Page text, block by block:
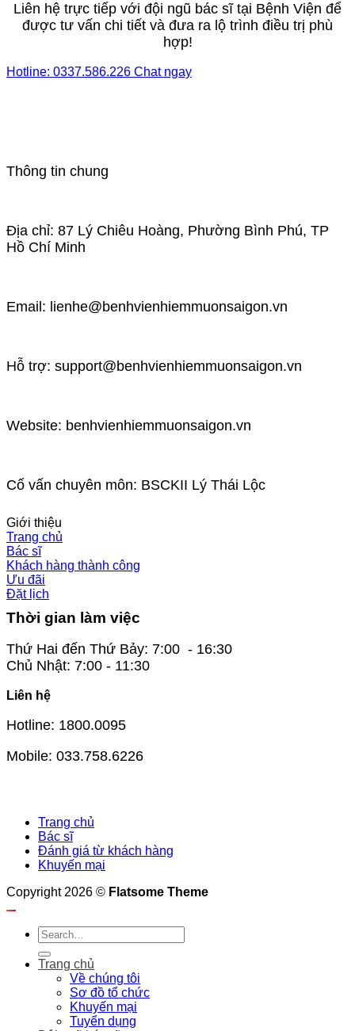
Liên hệ trực tiếp với đội ngũ bác sĩ tại Bệnh Viện để
được tư vấn chi tiết và đưa ra lộ trình điều trị phù
hợp!
Hotline: 0337.586.226 Chat ngay
Thông tin chung
Địa chỉ: 87 Lý Chiêu Hoàng, Phường Bình Phú, TP
Hồ Chí Minh
Email: lienhe@benhvienhiemmuonsaigon.vn
Hỗ trợ: support@benhvienhiemmuonsaigon.vn
Website: benhvienhiemmuonsaigon.vn
Cố vấn chuyên môn: BSCKII Lý Thái Lộc
Giới thiệu
Trang chủ
Bác sĩ
Khách hàng thành công
Ưu đãi
Đặt lịch
Thời gian làm việc
Thứ Hai đến Thứ Bảy: 7:00 - 16:30
Chủ Nhật: 7:00 - 11:30
Liên hệ
Hotline: 1800.0095
Mobile: 033.758.6226
Trang chủ
Bác sĩ
Đánh giá từ khách hàng
Khuyến mại
Copyright 2026 © Flatsome Theme
Trang chủ
Về chúng tôi
Sơ đồ tổ chức
Khuyến mại
Tuyển dụng